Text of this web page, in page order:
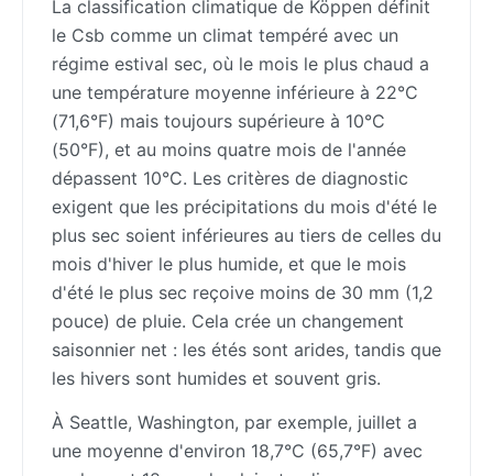
La classification climatique de Köppen définit
le Csb comme un climat tempéré avec un
régime estival sec, où le mois le plus chaud a
une température moyenne inférieure à 22°C
(71,6°F) mais toujours supérieure à 10°C
(50°F), et au moins quatre mois de l'année
dépassent 10°C. Les critères de diagnostic
exigent que les précipitations du mois d'été le
plus sec soient inférieures au tiers de celles du
mois d'hiver le plus humide, et que le mois
d'été le plus sec reçoive moins de 30 mm (1,2
pouce) de pluie. Cela crée un changement
saisonnier net : les étés sont arides, tandis que
les hivers sont humides et souvent gris.
À Seattle, Washington, par exemple, juillet a
une moyenne d'environ 18,7°C (65,7°F) avec